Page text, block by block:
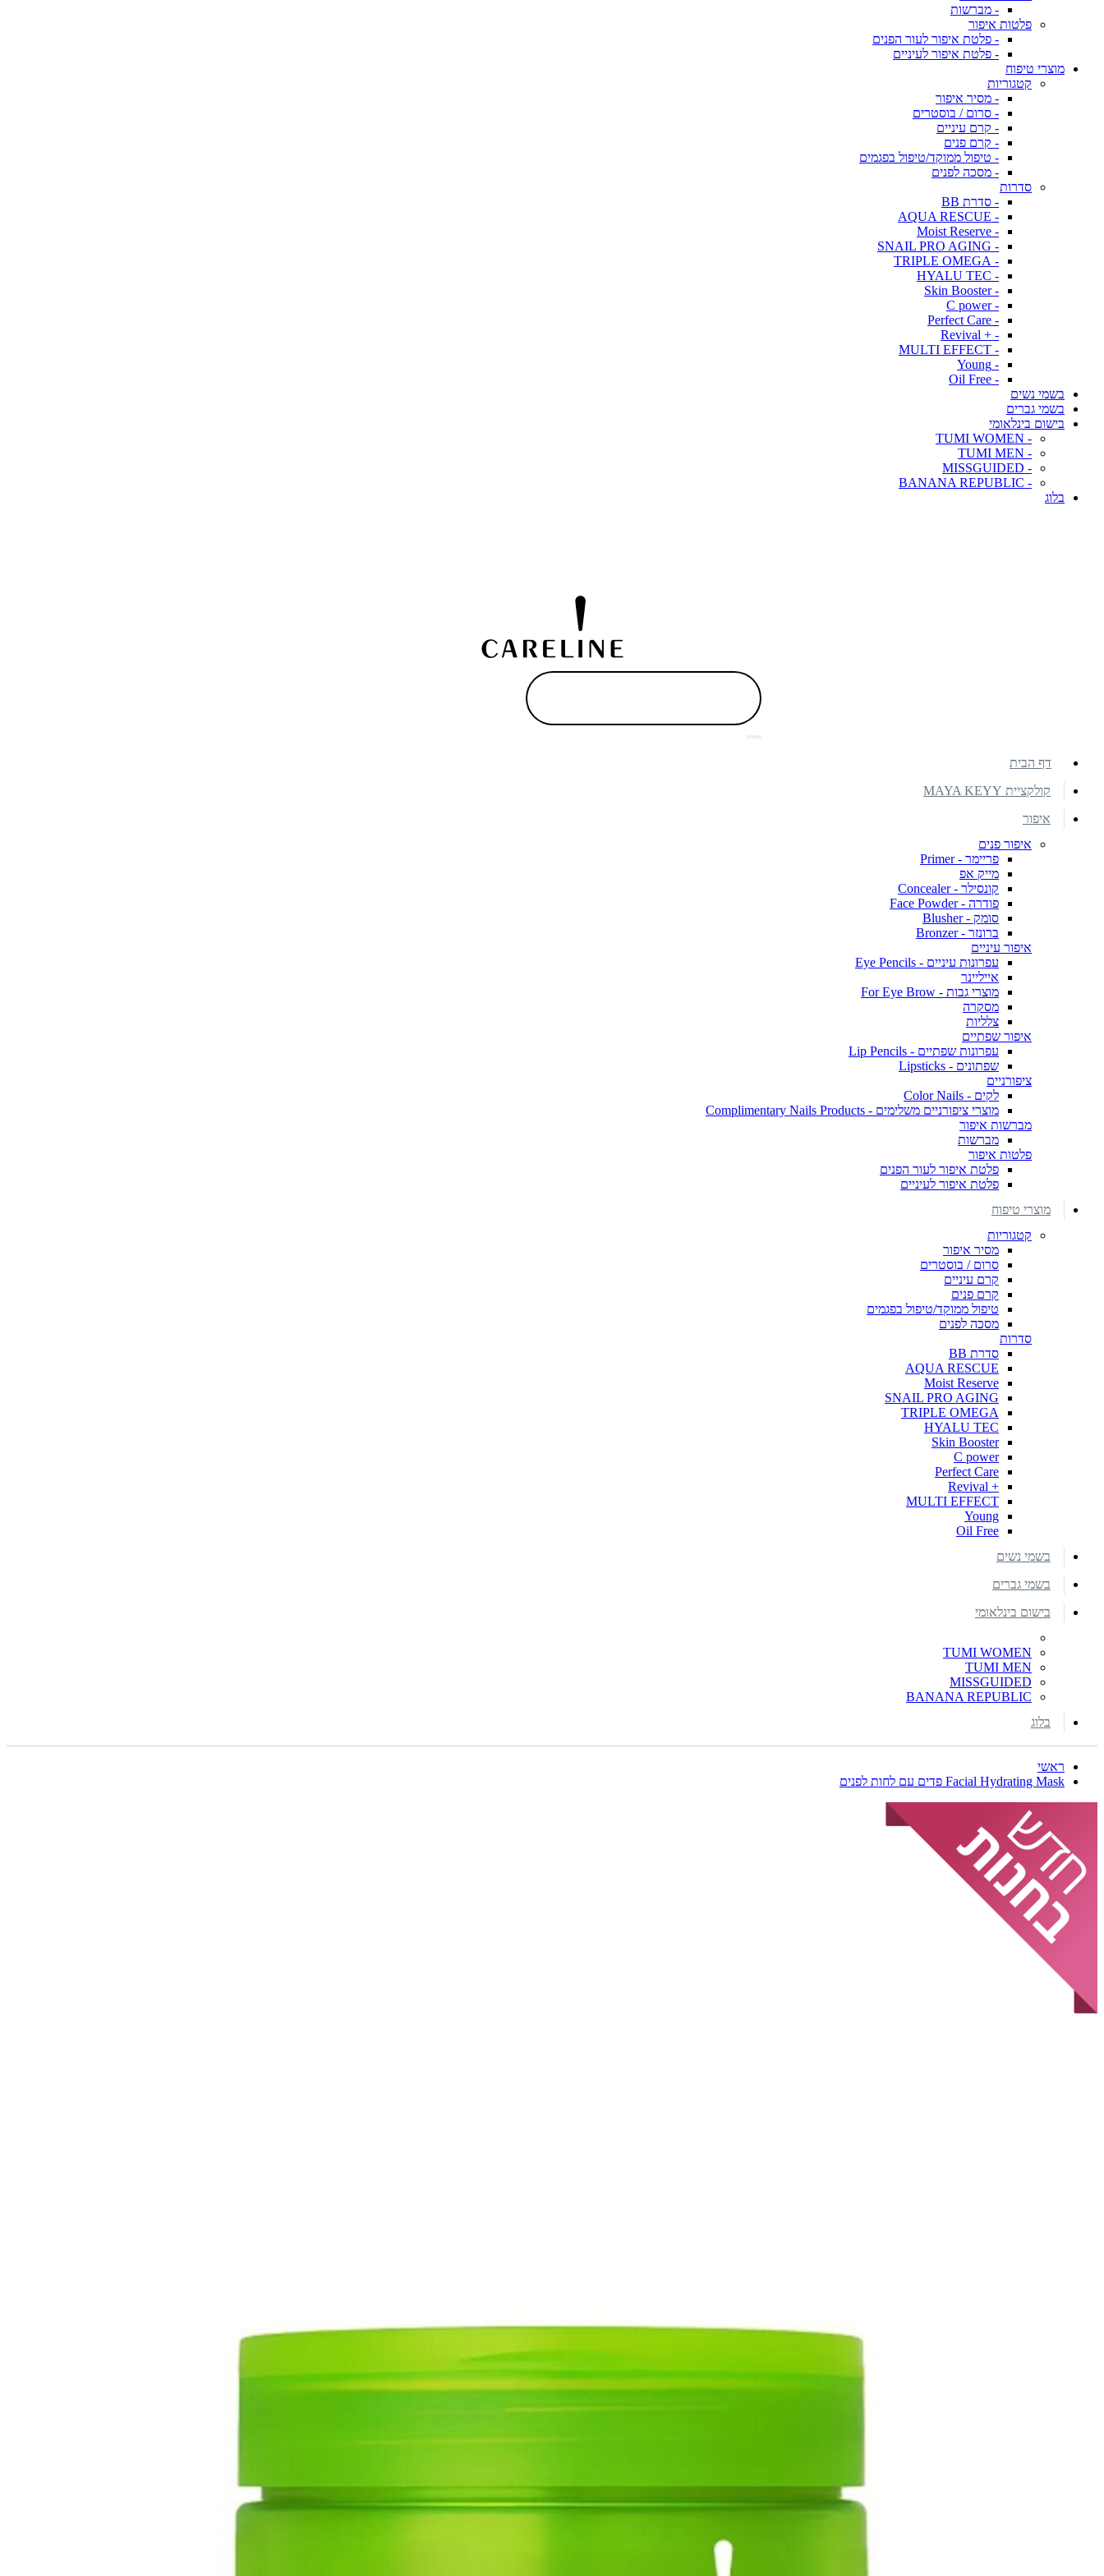
- מברשות
פלטות איפור
- פלטת איפור לעור הפנים
- פלטת איפור לעיניים
מוצרי טיפוח
קטגוריות
- מסיר איפור
- סרום / בוסטרים
- קרם עיניים
- קרם פנים
- טיפול ממוקד/טיפול בפגמים
- מסכה לפנים
סדרות
- סדרת BB
- AQUA RESCUE
- Moist Reserve
- SNAIL PRO AGING
- TRIPLE OMEGA
- HYALU TEC
- Skin Booster
- C power
- Perfect Care
- + Revival
- MULTI EFFECT
- Young
- Oil Free
בשמי נשים
בשמי גברים
בישום בינלאומי
- TUMI WOMEN
- TUMI MEN
- MISSGUIDED
- BANANA REPUBLIC
בלוג
דף הבית
קולקציית MAYA KEYY
איפור
איפור פנים
פריימר - Primer
מייק אפ
קונסילר - Concealer
פודרה - Face Powder
סומק - Blusher
ברונזר - Bronzer
איפור עיניים
עפרונות עיניים - Eye Pencils
אייליינר
מוצרי גבות - For Eye Brow
מסקרה
צלליות
איפור שפתיים
עפרונות שפתיים - Lip Pencils
שפתונים - Lipsticks
ציפורניים
לקים - Color Nails
מוצרי ציפורניים משלימים - Complimentary Nails Products
מברשות איפור
מברשות
פלטות איפור
פלטת איפור לעור הפנים
פלטת איפור לעיניים
מוצרי טיפוח
קטגוריות
מסיר איפור
סרום / בוסטרים
קרם עיניים
קרם פנים
טיפול ממוקד/טיפול בפגמים
מסכה לפנים
סדרות
סדרת BB
AQUA RESCUE
Moist Reserve
SNAIL PRO AGING
TRIPLE OMEGA
HYALU TEC
Skin Booster
C power
Perfect Care
+ Revival
MULTI EFFECT
Young
Oil Free
בשמי נשים
בשמי גברים
בישום בינלאומי
TUMI WOMEN
TUMI MEN
MISSGUIDED
BANANA REPUBLIC
בלוג
ראשי
Facial Hydrating Mask פדים עם לחות לפנים